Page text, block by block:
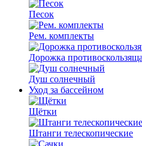
Песок
Рем. комплекты
Дорожка
Душ солнечный
Уход за бассейном
Щётки
Штанги телескопические